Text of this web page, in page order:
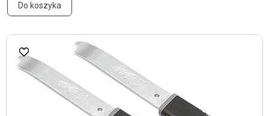
Do koszyka